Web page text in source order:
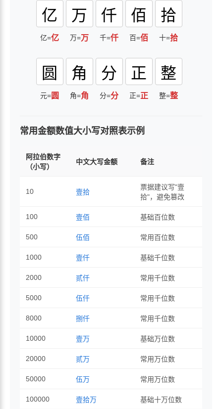
亿
亿=亿
万
万=万
仟
千=仟
佰
百=佰
拾
十=拾
圆
元=圆
角
角=角
分
分=分
正
正=正
整
整=整
常用金额数值大小写对照表示例
阿拉伯数字
（小写）
中文大写金额 备注
10 壹拾
票据建议写"壹
拾"，避免篡改
100 壹佰 基础百位数
500 伍佰 常用百位数
1000 壹仟 基础千位数
2000 贰仟 常用千位数
5000 伍仟 常用千位数
8000 捌仟 常用千位数
10000 壹万 基础万位数
20000 贰万 常用万位数
50000 伍万 常用万位数
100000 壹拾万 基础十万位数